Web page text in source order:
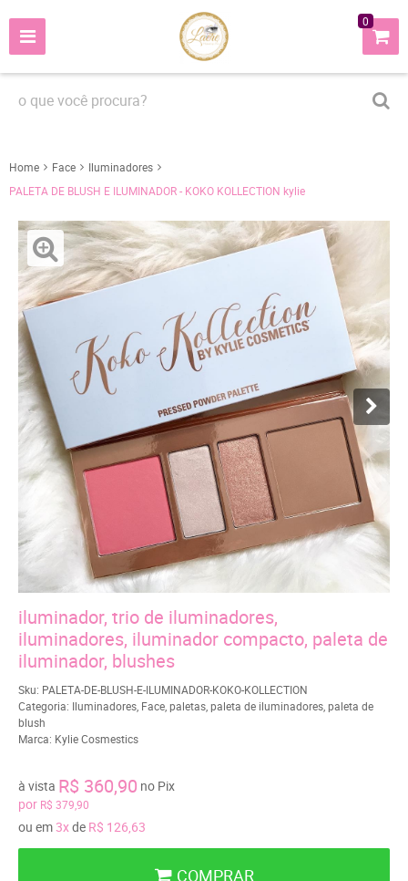
0
Home Face
Iluminadores
PALETA DE BLUSH E ILUMINADOR - KOKO KOLLECTION kylie
iluminador, trio de iluminadores,
iluminadores, iluminador compacto, paleta de
iluminador, blushes
Sku: PALETA-DE-BLUSH-E-ILUMINADOR-KOKO-KOLLECTION
Categoria: Iluminadores Face paletas paleta de iluminadores paleta de
blush
Marca: Kylie Cosmestics
por R$ 379,90
à vista R$ 360,90 no Pix
ou em3xde R$ 126,63
COMPRAR